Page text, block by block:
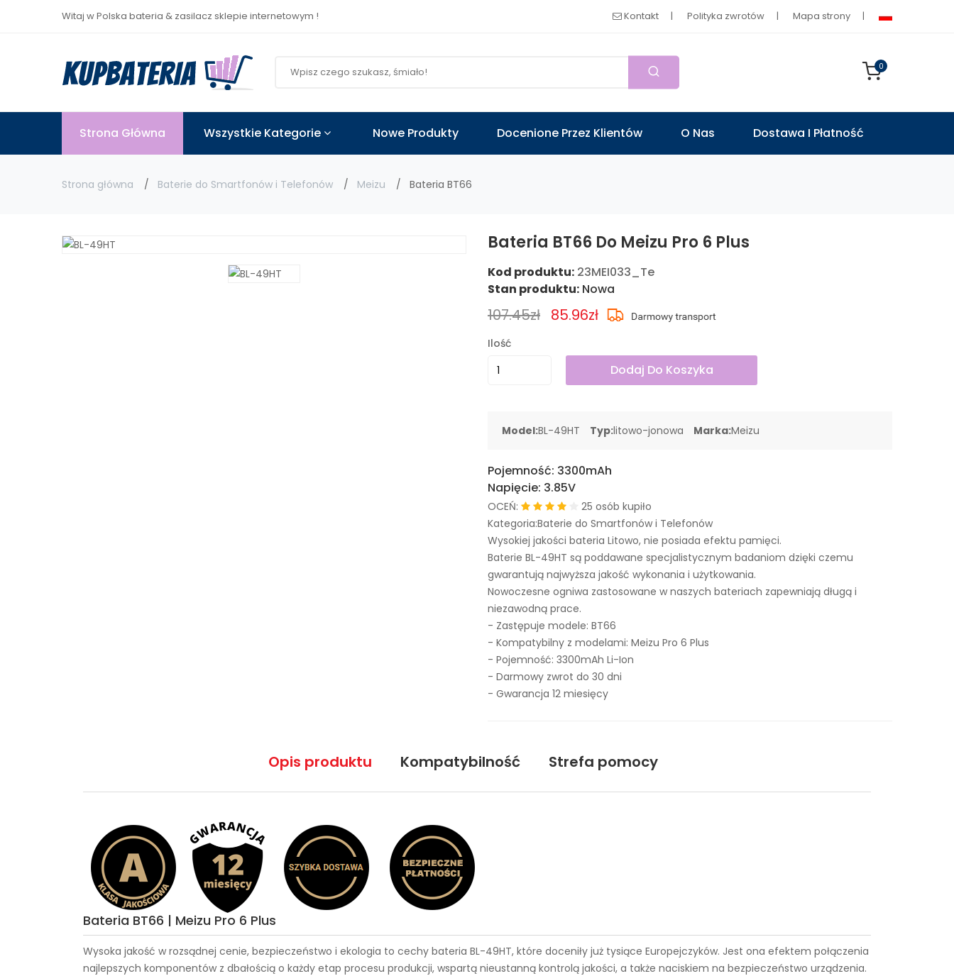
Witaj w Polska bateria & zasilacz sklepie internetowym ! Kontakt Polityka zwrotów Mapa strony
0
Strona Główna Wszystkie Kategorie Nowe Produkty Docenione Przez Klientów O Nas Dostawa I Płatność
Strona główna Baterie do Smartfonów i Telefonów Meizu Bateria BT66
Bateria BT66 Do Meizu Pro 6 Plus
Kod produktu: 23MEI033_Te
Stan produktu: Nowa
107.45zł 85.96zł
Ilość
Dodaj Do Koszyka
Model:BL-49HT Typ:litowo-jonowa Marka:Meizu
Pojemność: 3300mAh
Napięcie: 3.85V
OCEŃ:
25 osób kupiło
Kategoria:Baterie do Smartfonów i Telefonów
Wysokiej jakości bateria Litowo, nie posiada efektu pamięci.
Baterie BL-49HT są poddawane specjalistycznym badaniom dzięki czemu
gwarantują najwyższa jakość wykonania i użytkowania.
Nowoczesne ogniwa zastosowane w naszych bateriach zapewniają długą i
niezawodną prace.
- Zastępuje modele: BT66
- Kompatybilny z modelami: Meizu Pro 6 Plus
- Pojemność: 3300mAh Li-Ion
- Darmowy zwrot do 30 dni
- Gwarancja 12 miesięcy
Opis produktu Kompatybilność Strefa pomocy
Bateria BT66 | Meizu Pro 6 Plus
Wysoka jakość w rozsądnej cenie, bezpieczeństwo i ekologia to cechy bateria BL-49HT, które doceniły już tysiące Europejczyków. Jest ona efektem połączenia
najlepszych komponentów z dbałością o każdy etap procesu produkcji, wspartą nieustanną kontrolą jakości, a także naciskiem na bezpieczeństwo urządzenia.